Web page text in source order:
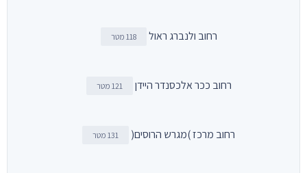
רחוב ולנברג ראול 118 מטר
רחוב ככר אלכסנדר היידן 121 מטר
רחוב מרכז )מגרש הרוסים( 131 מטר